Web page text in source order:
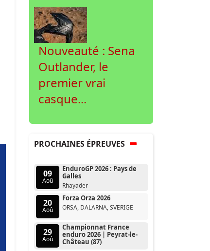
Nouveauté : Sena
Outlander, le
premier vrai
casque...
PROCHAINES ÉPREUVES
09
Aoû
EnduroGP 2026 : Pays de
Galles
Rhayader
20
Aoû
Forza Orza 2026
ORSA, DALARNA, SVERIGE
29
Aoû
Championnat France
enduro 2026 | Peyrat-le-
Château (87)